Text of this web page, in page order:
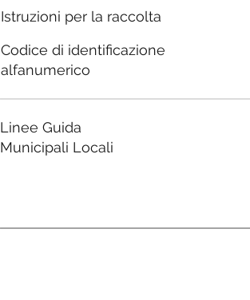
Istruzioni per la raccolta
Codice di identificazione
alfanumerico
Linee Guida
Municipali Locali